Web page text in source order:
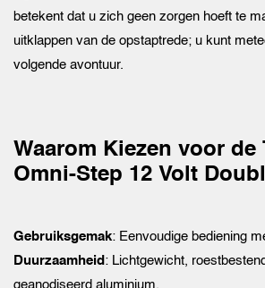
betekent dat u zich geen zorgen hoeft te
uitklappen van de opstaptrede; u kunt
volgende avontuur.
Waarom Kiezen voor de
Omni-Step 12 Volt
Gebruiksgemak: Eenvoudige bediening
Duurzaamheid : Lichtgewicht,
geanodiseerd aluminium.